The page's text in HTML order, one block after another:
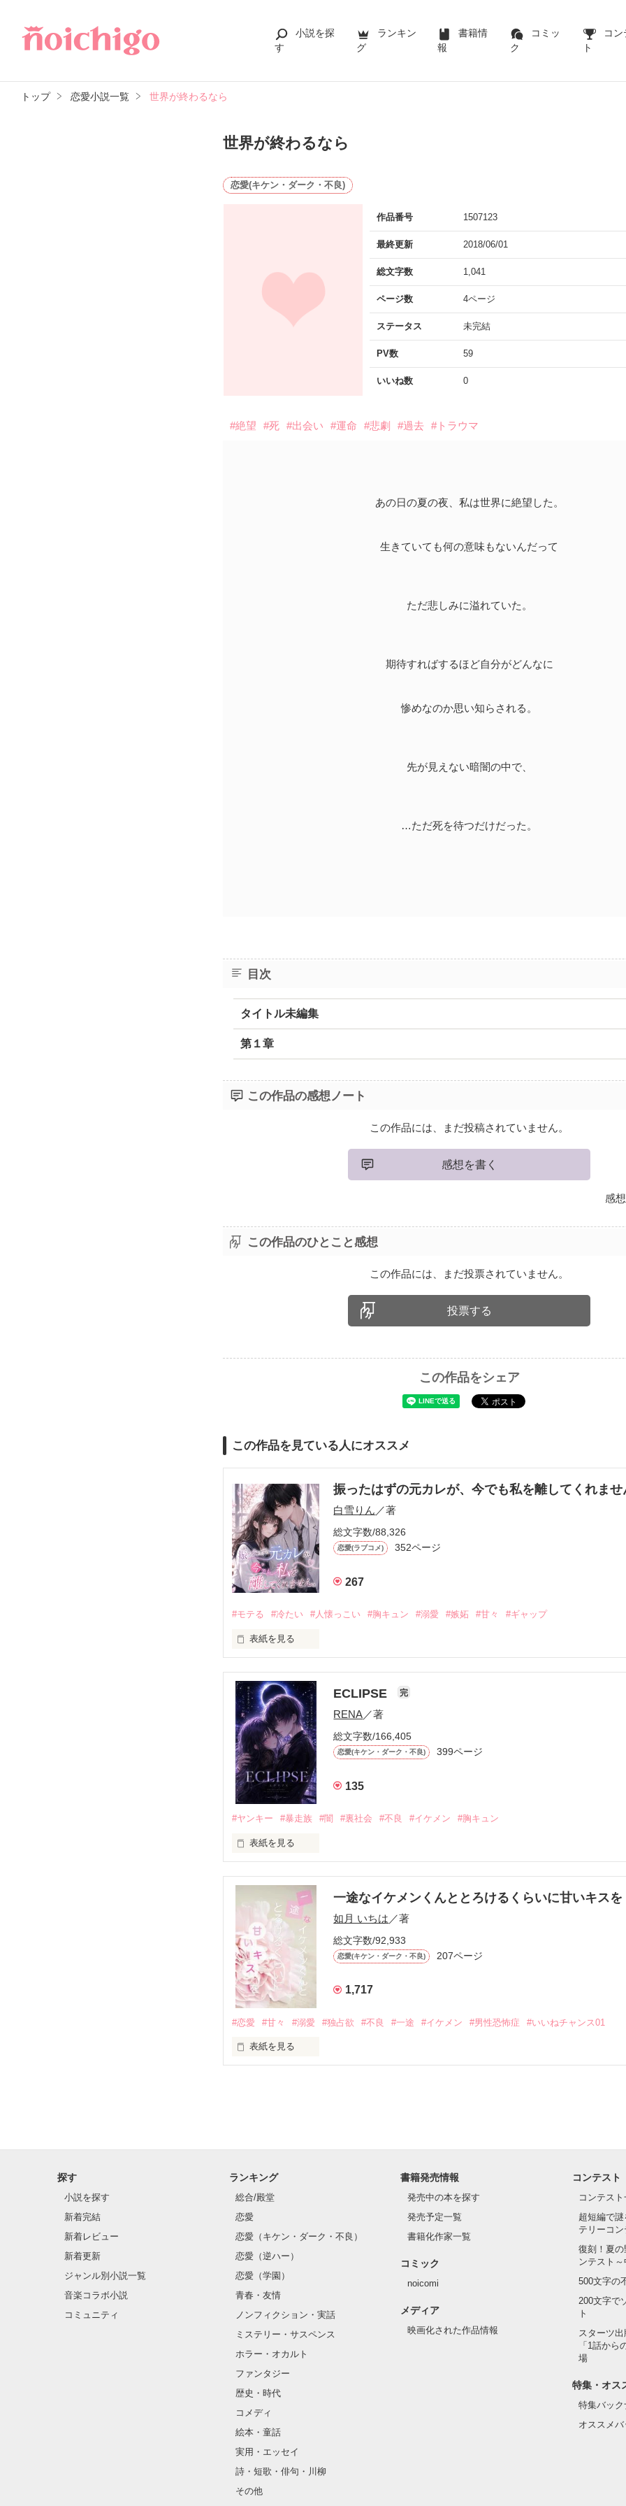
小説を探
す
ランキン
グ
書籍情
報
コミッ
ク
コン
ト
トップ 恋愛小説一覧 世界が終わるなら
世界が終わるなら
恋愛(キケン・ダーク・不良)
作品番号 1507123
最終更新 2018/06/01
総文字数 1,041
ページ数 4ページ
ステータス 未完結
PV数 59
いいね数 0
#絶望 #死 #出会い #運命 #悲劇 #過去 #トラウマ
あの日の夏の夜、私は世界に絶望した。
生きていても何の意味もないんだって
ただ悲しみに溢れていた。
期待すればするほど自分がどんなに
惨めなのか思い知らされる。
先が見えない暗闇の中で、
…ただ死を待つだけだった。
目次
タイトル未編集
第１章
この作品の感想ノート
この作品には、まだ投稿されていません。
感想を書く
感
この作品のひとこと感想
この作品には、まだ投票されていません。
投票する
この作品をシェア
この作品を見ている人にオススメ
振ったはずの元カレが、今でも私を離してくれませ
白雪りん ／著
総文字数/88,326
恋愛(ラブコメ) 352ページ
267
#モテる #冷たい #人懐っこい #胸キュン #溺愛 #嫉妬 #甘々 #ギャップ
表紙を見る
モテる人を好きになるのが怖かった。
だから私は、中学時代に大好きだった彼を自分から振った。
もう会うことはないと思っていたのに、
高校生になって再会した彼は、隣の学校で”王子様”と呼ばれる人気者になっていた。
他の女の子には冷たいのに
「澪ちゃん。」
それは止まっていた恋が再び動き始める合図──。
✨.ﾟ･*..☆.｡.:*✨.☆.｡.:. *:ﾟ✨.ﾟ･*..☆.｡.:*✨
人見知りだけど優しい無自覚だけどモテる
冴木澪-SaekiMio
×
基本女子に冷たいのに澪にはわんこ男子になる
篠宮光-ShinomiyaHikaru
✨.ﾟ･*..☆.｡.:*✨.☆.｡.:. *:ﾟ✨.ﾟ･*..☆.｡.:*✨
ECLIPSE 完
RENA／著
総文字数/166,405
恋愛(キケン・ダーク・不良) 399ページ
135
#ヤンキー #暴走族 #闇 #裏社会 #不良 #イケメン #胸キュン
表紙を見る
一途なイケメンくんととろけるくらいに甘いキスを
如月 いちは ／著
総文字数/92,933
恋愛(キケン・ダーク・不良) 207ページ
1,717
#恋愛 #甘々 #溺愛 #独占欲 #不良 #一途 #イケメン #男性恐怖症 #いいねチャンス01
表紙を見る
クラス替えをして隣の席になったのは────
金髪に近い明るい髪色
片耳には琥珀色のピアス
ほとんど笑顔なんて見せたことがなくてぶっきらぼう
そんな性格と見た目のせいで学校中のみんなから
怖くて近づいてはいけない人だと思っていたのに
「なんかあったら連絡して。すぐ助けに行く」
探す
小説を探す
新着完結
新着レビュー
新着更新
ジャンル別小説一覧
音楽コラボ小説
コミュニティ
ランキング
総合/殿堂
恋愛
恋愛（キケン・ダーク・不良）
恋愛（逆ハー）
恋愛（学園）
青春・友情
ノンフィクション・実話
ミステリー・サスペンス
ホラー・オカルト
ファンタジー
歴史・時代
コメディ
絵本・童話
実用・エッセイ
詩・短歌・俳句・川柳
その他
書籍発売情報
発売中の本を探す
発売予定一覧
書籍化作家一覧
コミック
noicomi
メディア
映画化された作品情報
コンテスト
コンテスト
超短編で
テリーコン
復刻！夏
ンテスト
500文字の
200文字で
ト
スターツ
「1話から
場
特集・オス
特集バック
オススメ